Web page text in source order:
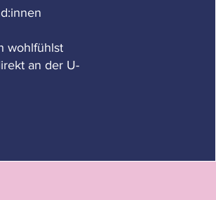
wohlfühlst
an der U-